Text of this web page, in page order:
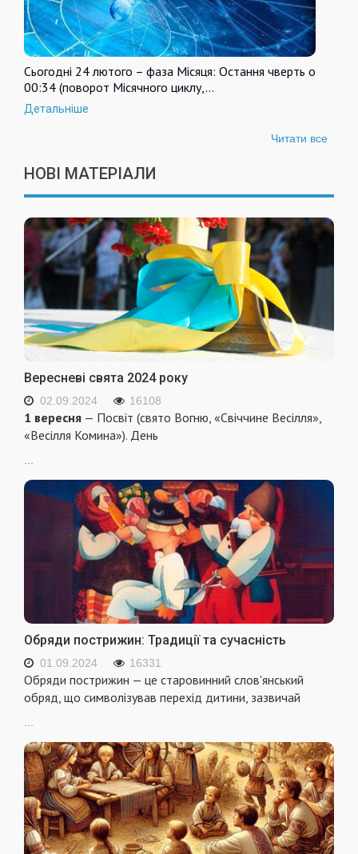
Сьогодні 24 лютого – фаза Місяця: Остання чверть о
00:34 (поворот Місячного циклу,…
Детальніше
Читати все
НОВІ МАТЕРІАЛИ
Вересневі свята 2024 року
02.09.2024 16108
1 вересня — Посвіт (свято Вогню, «Свіччине Весілля»,
«Весілля Комина»). День
Обряди пострижин: Традиції та сучасність
01.09.2024 16331
Обряди пострижин — це старовинний слов'янський
обряд, що символізував перехід дитини, зазвичай
...